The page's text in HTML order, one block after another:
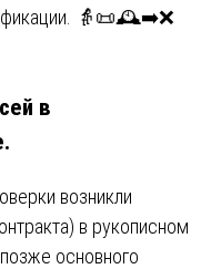
👵📜🕰️➡️❌
в
возникли
в рукописном
основного